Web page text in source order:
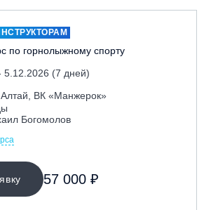
«Гора Соболиная»
по горнолыжному спорту
5.12.2026 (7 дней)
Алтай, ВК «Манжерок»
Богомолов
57 000 ₽